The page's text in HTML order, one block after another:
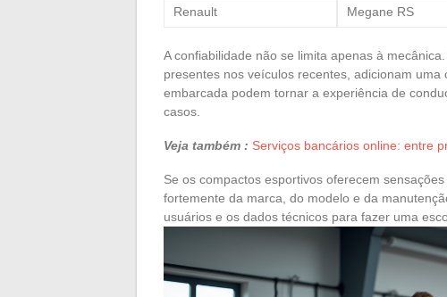
Renault Megane RS
A confiabilidade não se limita apenas à
presentes nos veículos recentes, adicionam
embarcada podem tornar a experiência de
casos.
Veja também : Serviços bancários online: entre
Se os compactos esportivos oferecem
fortemente da marca, do modelo e da
usuários e os dados técnicos para fazer uma